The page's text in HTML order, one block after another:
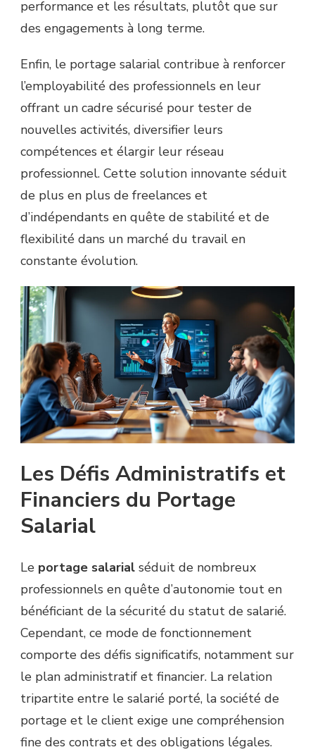
performance et les résultats, plutôt que sur
des engagements à long terme.
Enfin, le portage salarial contribue à renforcer
l’employabilité des professionnels en leur
offrant un cadre sécurisé pour tester de
nouvelles activités, diversifier leurs
compétences et élargir leur réseau
professionnel. Cette solution innovante séduit
de plus en plus de freelances et
d’indépendants en quête de stabilité et de
flexibilité dans un marché du travail en
constante évolution.
Les Défis Administratifs et
Financiers du Portage
Salarial
Le portage salarial séduit de nombreux
professionnels en quête d’autonomie tout en
bénéficiant de la sécurité du statut de salarié.
Cependant, ce mode de fonctionnement
comporte des défis significatifs, notamment sur
le plan administratif et financier. La relation
tripartite entre le salarié porté, la société de
portage et le client exige une compréhension
fine des contrats et des obligations légales.